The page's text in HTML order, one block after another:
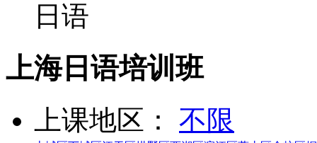
日语
上海日语培训班
上课地区： 不限